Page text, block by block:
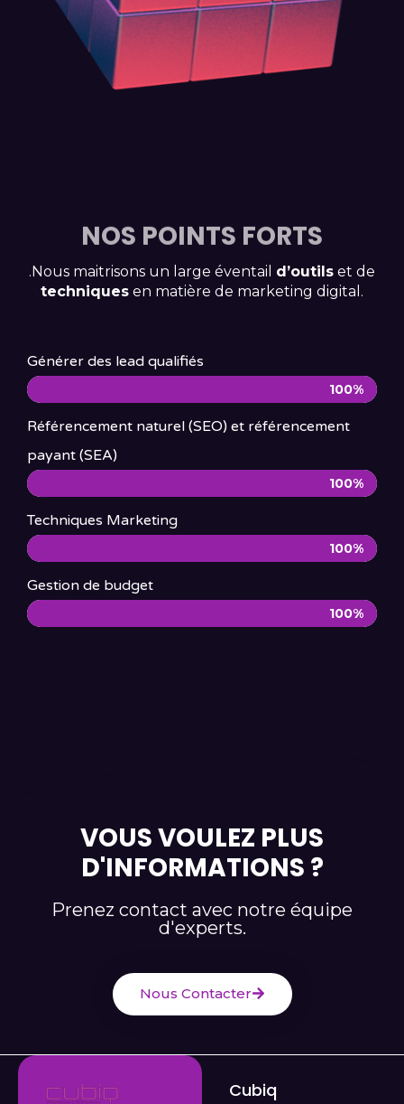
NOS POINTS FORTS
.Nous maitrisons un large éventail d’outils et de
techniques en matière de marketing digital.
Générer des lead qualifiés
100%
Référencement naturel (SEO) et référencement
payant (SEA)
100%
Techniques Marketing
100%
Gestion de budget
100%
VOUS VOULEZ PLUS
D'INFORMATIONS ?
Prenez contact avec notre équipe
d'experts.
Nous Contacter
Cubiq